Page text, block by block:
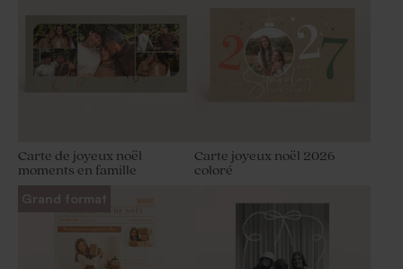
Carte de joyeux noël
moments en famille
Carte joyeux noël 2026
coloré
Grand format